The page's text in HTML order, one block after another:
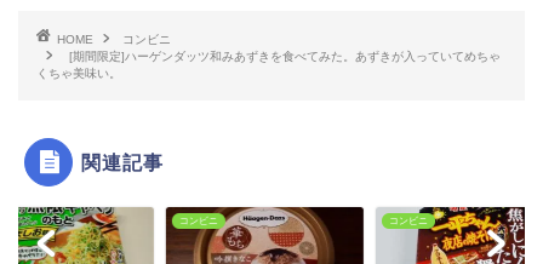
HOME
コンビニ
[期間限定]ハーゲンダッツ和みあずきを食べてみた。あずきが入っていてめちゃ
くちゃ美味い。
関連記事
コンビニ コンビニ